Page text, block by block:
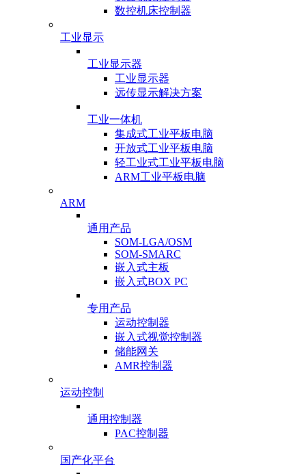
数控机床控制器
工业显示
工业显示器
工业显示器
远传显示解决方案
工业一体机
集成式工业平板电脑
开放式工业平板电脑
轻工业式工业平板电脑
ARM工业平板电脑
ARM
通用产品
SOM-LGA/OSM
SOM-SMARC
嵌入式主板
嵌入式BOX PC
专用产品
运动控制器
嵌入式视觉控制器
储能网关
AMR控制器
运动控制
通用控制器
PAC控制器
国产化平台